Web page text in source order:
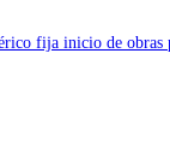
fija inicio de obras